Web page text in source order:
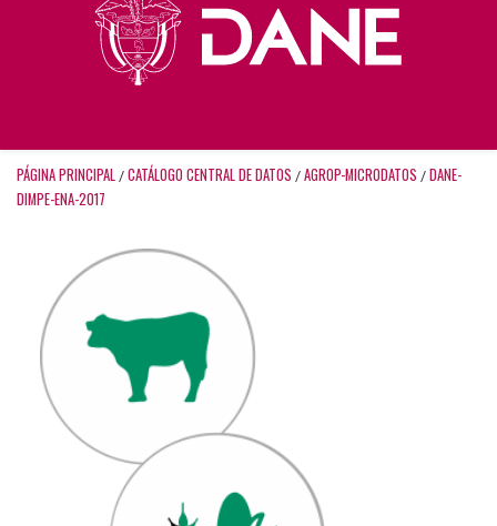
PÁGINA PRINCIPAL / CATÁLOGO CENTRAL DE DATOS / AGROP-MICRODATOS / DANE-
DIMPE-ENA-2017